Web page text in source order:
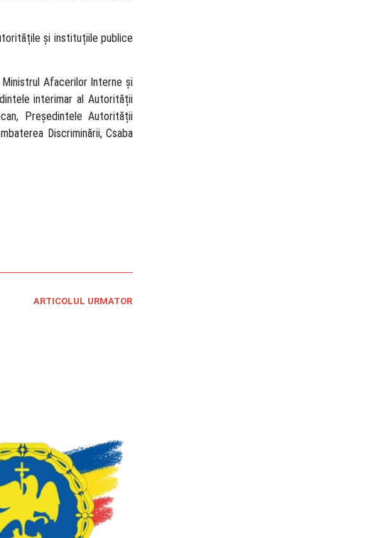
și instituțiile publice
Ministrul Afacerilor Interne și
interimar al Autorității
Președintele Autorității
Discriminării, Csaba
ARTICOLUL URMATOR